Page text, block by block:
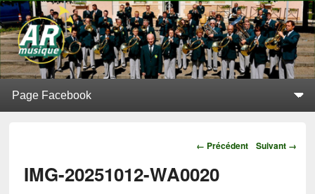
L'Alerte de Replonges
BATTERIE-FANFARE SITUÉE À REPLONGES (AIN)
Navigation
← Précédent Suivant →
IMG-20251012-WA0020